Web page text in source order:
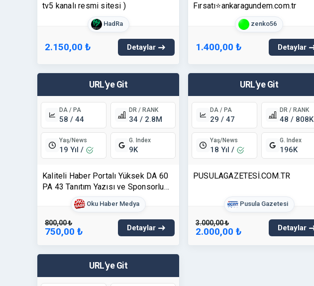
tv5 kanalı resmi sitesi )
HadRa
2.150,00 ₺ Detaylar
Fırsatı⭐ankaragundem.com.tr
zenko56
1.400,00 ₺ Detaylar
URL'ye Git
DA / PA
58 / 44
DR / RANK
34 / 2.8M
Yaş/News
19 Yıl /
G. Index
9K
Kaliteli Haber Portalı Yüksek DA 60
PA 43 Tanıtım Yazısı ve Sponsorlu
İçerik Okuhaber.com
Oku Haber Medya
800,00 ₺
750,00 ₺ Detaylar
URL'ye Git
DA / PA
29 / 47
DR / RANK
48 / 808K
Yaş/News
18 Yıl /
G. Index
196K
PUSULAGAZETESİ.COM.TR
Pusula Gazetesi
3.000,00 ₺
2.000,00 ₺ Detaylar
URL'ye Git